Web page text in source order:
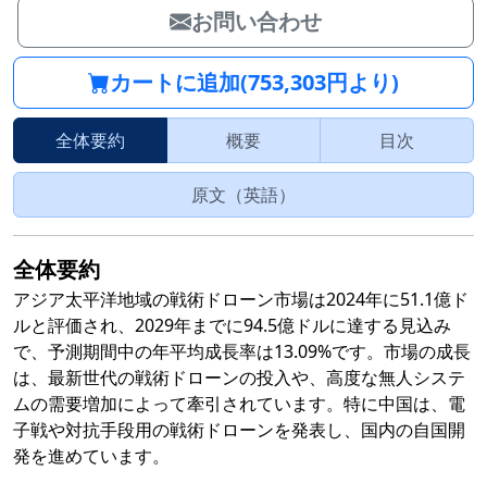
お問い合わせ
カートに追加(753,303円より)
全体要約 概要 目次
原文（英語）
全体要約
アジア太平洋地域の戦術ドローン市場は2024年に51.1億ド
ルと評価され、2029年までに94.5億ドルに達する見込み
で、予測期間中の年平均成長率は13.09%です。市場の成長
は、最新世代の戦術ドローンの投入や、高度な無人システ
ムの需要増加によって牽引されています。特に中国は、電
子戦や対抗手段用の戦術ドローンを発表し、国内の自国開
発を進めています。